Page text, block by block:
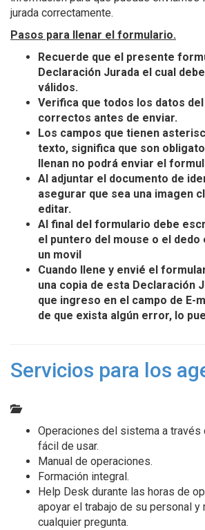
jurada correctamente.
Pasos para llenar el formulario.
Recuerde que el presente
Declaración Jurada el cual
válidos.
Verifica que todos los datos
correctos antes de enviar.
Los campos que tienen
texto, significa que son
llenan no podrá enviar el
Al adjuntar el documento de
asegurar que sea una imagen
editar.
Al final del formulario debe
el puntero del mouse o el dedo
un movil
Cuando llene y envié el
una copia de esta Declaración
que ingreso en el campo de E-
de que exista algún error, lo
Servicios para los
Operaciones del sistema a través
fácil de usar.
Manual de operaciones.
Formación integral.
Help Desk durante las horas de
apoyar el trabajo de su personal y
cualquier pregunta.